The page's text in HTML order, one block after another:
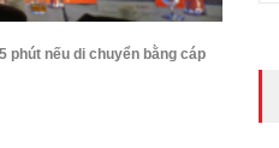
phút nếu di chuyển bằng cáp